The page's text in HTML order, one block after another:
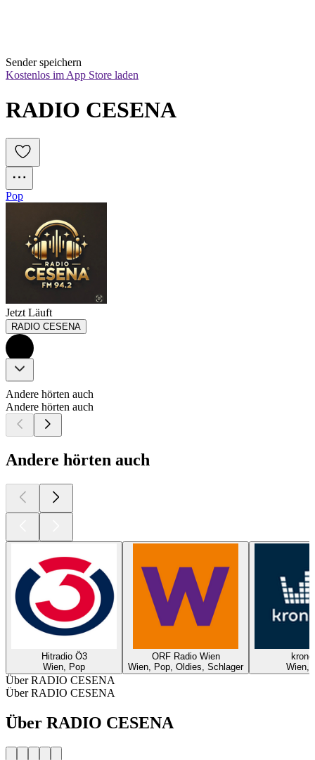
Sender speichern
Kostenlos im App Store laden
RADIO CESENA
Pop
Jetzt Läuft
RADIO CESENA
Andere hörten auch
Andere hörten auch
Andere hörten auch
Hitradio Ö3
Wien, Pop
ORF Radio Wien
Wien, Pop, Oldies, Schlager
Wien,
Über RADIO CESENA
Über RADIO CESENA
Über RADIO CESENA